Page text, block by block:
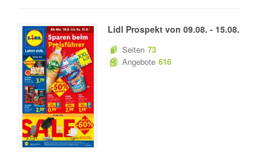
Lidl Prospekt von 09.08. - 15.08.
Seiten 73
Angebote 616